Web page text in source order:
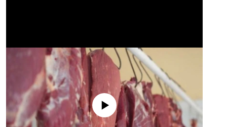
No media source currently available